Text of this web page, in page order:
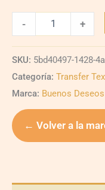
- +
SKU: 5bd40497-1428-
Categoría: Transfer
Marca: Buenos Deseos
← Volver a la